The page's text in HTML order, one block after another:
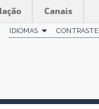
Canais
IDIOMAS CONTRASTE